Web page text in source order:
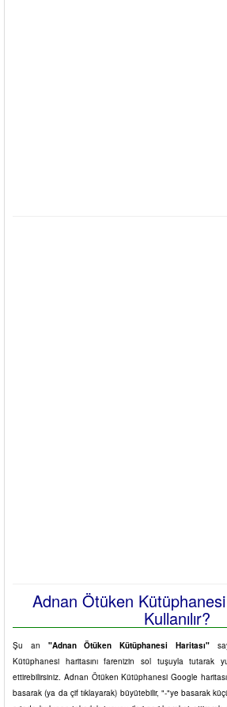
Adnan Ötüken Kütüphanesi
Kullanılır?
Şu an "Adnan Ötüken Kütüphanesi Haritası"
Kütüphanesi haritasını farenizin sol tuşuyla tutarak
ettirebilirsiniz. Adnan Ötüken Kütüphanesi Google
basarak (ya da çif tıklayarak) büyütebilir, "-"ye basarak